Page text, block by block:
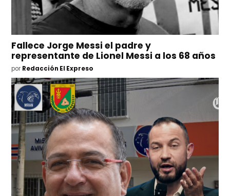
Fallece Jorge Messi el padre y
representante de Lionel Messi a los 68 años
por Redacción El Expreso